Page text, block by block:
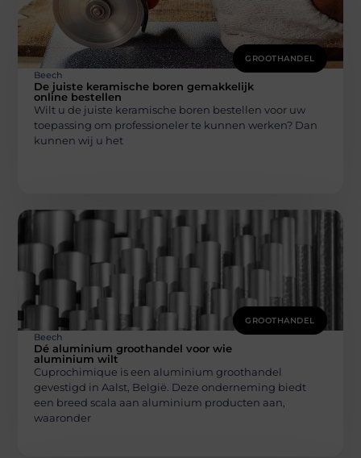
GROOTHANDEL
Beech
De juiste keramische boren gemakkelijk
online bestellen
Wilt u de juiste keramische boren bestellen voor uw
toepassing om professioneler te kunnen werken? Dan
kunnen wij u het
GROOTHANDEL
Beech
Dé aluminium groothandel voor wie
aluminium wilt
Cuprochimique is een aluminium groothandel
gevestigd in Aalst, België. Deze onderneming biedt
een breed scala aan aluminium producten aan,
waaronder